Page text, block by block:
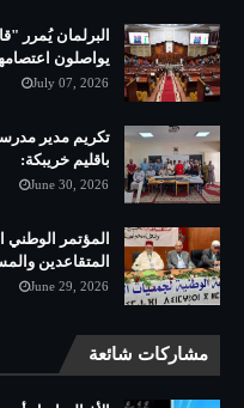
البرلمان يُمرر
يواصلون
July 07, 2026
تكريم مدير
باقليم خريبكة:
June 30, 2026
المؤتمر
المتقاعدين
June 29, 2026
مشاركات شائعة